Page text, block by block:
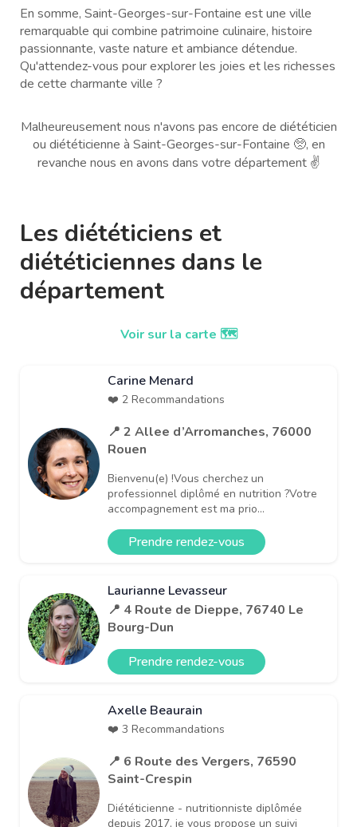
En somme, Saint-Georges-sur-Fontaine est une ville
remarquable qui combine patrimoine culinaire, histoire
passionnante, vaste nature et ambiance détendue.
Qu'attendez-vous pour explorer les joies et les richesses
de cette charmante ville ?
Malheureusement nous n'avons pas encore de diététicien
ou diététicienne à Saint-Georges-sur-Fontaine 🥺, en
revanche nous en avons dans votre département ✌️
Les diététiciens et
diététiciennes dans le
département
Voir sur la carte 🗺️
Carine Menard
❤️ 2 Recommandations
📍 2 Allee d’Arromanches, 76000
Rouen
Bienvenu(e) !Vous cherchez un
professionnel diplômé en nutrition ?Votre
accompagnement est ma prio...
Prendre rendez-vous
Laurianne Levasseur
📍 4 Route de Dieppe, 76740 Le
Bourg-Dun
Prendre rendez-vous
Axelle Beaurain
❤️ 3 Recommandations
📍 6 Route des Vergers, 76590
Saint-Crespin
Diététicienne - nutritionniste diplômée
depuis 2017, je vous propose un suivi